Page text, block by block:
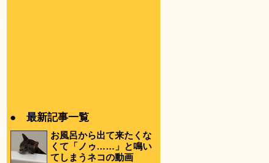
● 最新記事一覧
お風呂から出て来たくな
くて「ノゥ……」と鳴い
てしまうネコの動画